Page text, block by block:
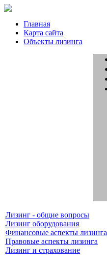
Главная
Карта сайта
Объекты лизинга
Лизинг - общие вопросы
Лизинг оборудования
Финансовые аспекты лизинга
Правовые аспекты лизинга
Лизинг и страхование